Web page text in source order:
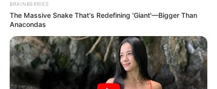
เนื้อหาที่ได้รับการโปรโมต
She Gave Up A Normal Life To Act Like A Horse
BRAINBERRIES
BRAINBERRIES
The Massive Snake That's Redefining 'Giant'—Bigger Than
Anacondas